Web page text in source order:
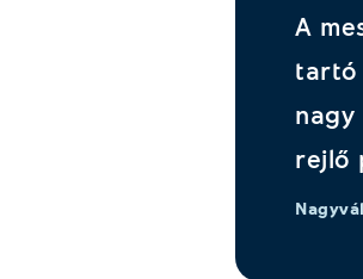
A
tartó
nagy
rejlő